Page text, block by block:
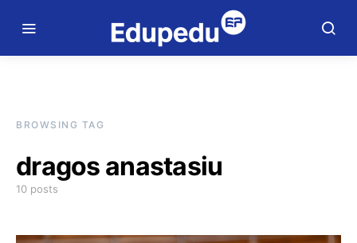
BROWSING TAG
dragos anastasiu
10 posts